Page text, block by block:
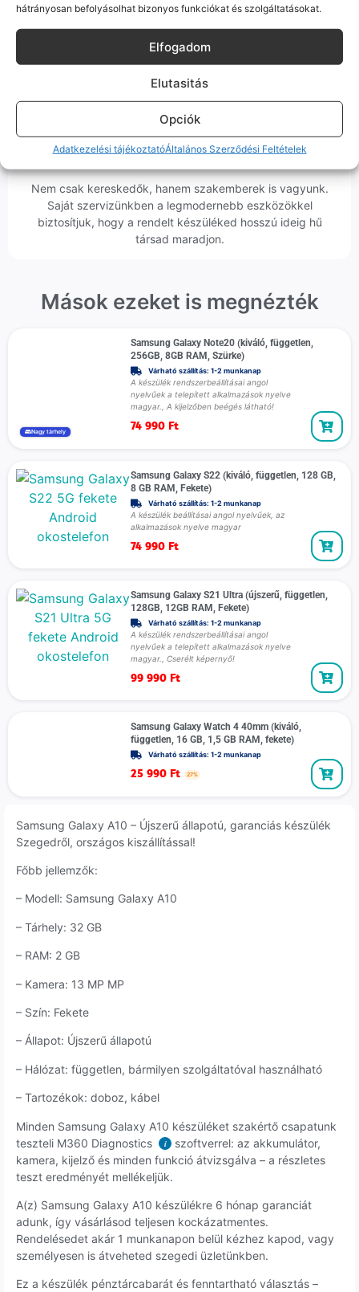
hátrányosan befolyásolhat bizonyos funkciókat és szolgáltatásokat.
Elfogadom
Elutasitás
Opciók
Adatkezelési tájékoztatóÁltalános Szerződési Feltételek
probléma esetén küldjük a futárt, bevizsgáljuk a telefont, és
költséggel jár.
Profi Szerviz Háttér
Nem csak kereskedők, hanem szakemberek is vagyunk.
Saját szervizünkben a legmodernebb eszközökkel
biztosítjuk, hogy a rendelt készüléked hosszú ideig hű
társad maradjon.
Mások ezeket is megnézték
Nagy tárhely
Samsung Galaxy Note20 (kiváló, független,
256GB, 8GB RAM, Szürke)
Várható szállítás: 1-2 munkanap
A készülék rendszerbeállításai angol
nyelvűek a telepített alkalmazások nyelve
magyar., A kijelzőben beégés látható!
74 990 Ft
Samsung Galaxy S22 (kiváló, független, 128 GB,
8 GB RAM, Fekete)
Várható szállítás: 1-2 munkanap
A készülék beállításai angol nyelvűek, az
alkalmazások nyelve magyar
74 990 Ft
Samsung Galaxy S21 Ultra (újszerű, független,
128GB, 12GB RAM, Fekete)
Várható szállítás: 1-2 munkanap
A készülék rendszerbeállításai angol
nyelvűek a telepített alkalmazások nyelve
magyar., Cserélt képernyő!
99 990 Ft
Samsung Galaxy Watch 4 40mm (kiváló,
független, 16 GB, 1,5 GB RAM, fekete)
Várható szállítás: 1-2 munkanap
25 990 Ft 27%
Samsung Galaxy A10 – Újszerű állapotú, garanciás készülék
Szegedről, országos kiszállítással!
Főbb jellemzők:
– Modell: Samsung Galaxy A10
– Tárhely: 32 GB
– RAM: 2 GB
– Kamera: 13 MP MP
– Szín: Fekete
– Állapot: Újszerű állapotú
– Hálózat: független, bármilyen szolgáltatóval használható
– Tartozékok: doboz, kábel
Minden Samsung Galaxy A10 készüléket szakértő csapatunk
teszteli M360 Diagnostics
i
szoftverrel: az akkumulátor,
kamera, kijelző és minden funkció átvizsgálva – a részletes
teszt eredményét mellékeljük.
A(z) Samsung Galaxy A10 készülékre 6 hónap garanciát
adunk, így vásárlásod teljesen kockázatmentes.
Rendelésedet akár 1 munkanapon belül kézhez kapod, vagy
személyesen is átveheted szegedi üzletünkben.
Ez a készülék pénztárcabarát és fenntartható választás –